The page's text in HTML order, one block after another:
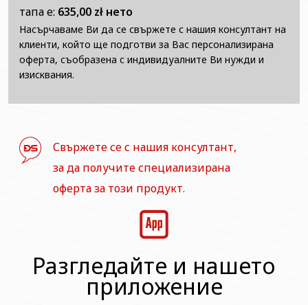
тапа е: 635,00 zł нето
Насърчаваме Ви да се свържете с нашия консултант на
клиенти, който ще подготви за Вас персонализирана
оферта, съобразена с индивидуалните Ви нужди и
изисквания.
Свържете се с нашия консултант,
за да получите специализирана
оферта за този продукт.
Разгледайте и нашето
приложение